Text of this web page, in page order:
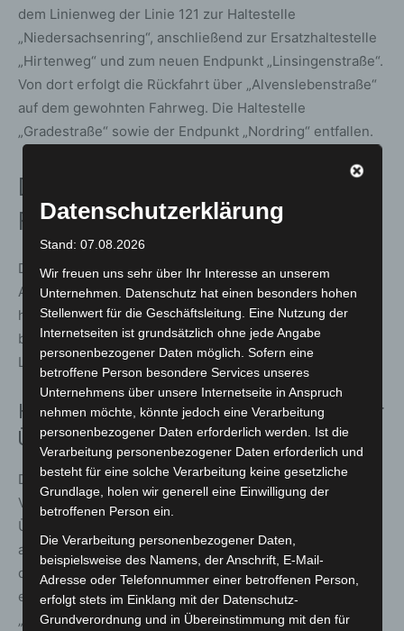
dem Linienweg der Linie 121 zur Haltestelle
„Niedersachsenring“, anschließend zur Ersatzhaltestelle
„Hirtenweg“ und zum neuen Endpunkt „Linsingenstraße“.
Von dort erfolgt die Rückfahrt über „Alvenslebenstraße“
auf dem gewohnten Fahrweg. Die Haltestelle
„Gradestraße“ sowie der Endpunkt „Nordring“ entfallen.
Digitale Informationen und
Fahrgastservice
Die aktuellen Umleitungsfahrpläne sind in der ÜSTRA
App sowie in der Fahrplanauskunft aufuestra.de
hinterlegt. Zusätzlich informieren Aushänge an den
betroffenen Haltestellen über die geänderten
Linienführungen.
Hintergrund: Die Elektrobusoffensive der
ÜSTRA
Die Bauarbeiten am „Nordring“ sind Teil eines größeren
Vorhabens: Mit der Elektrobusoffensive verfolgt die
ÜSTRA das Ziel, mittelfristig alle Buslinien in Hannover
auf umweltfreundliche Antriebe umzustellen. Nachdem
die Linien 100/200 und 121 bereits vollständig
elektrifiziert wurden, ist der Ausbau der Infrastruktur am
„Nordring“ ein weiterer Meilenstein auf diesem Weg.
Datenschutzerklärung
Stand: 07.08.2026
Wir freuen uns sehr über Ihr Interesse an unserem
Unternehmen. Datenschutz hat einen besonders hohen
Stellenwert für die Geschäftsleitung. Eine Nutzung der
Internetseiten ist grundsätzlich ohne jede Angabe
personenbezogener Daten möglich. Sofern eine
betroffene Person besondere Services unseres
Unternehmens über unsere Internetseite in Anspruch
nehmen möchte, könnte jedoch eine Verarbeitung
personenbezogener Daten erforderlich werden. Ist die
Verarbeitung personenbezogener Daten erforderlich und
besteht für eine solche Verarbeitung keine gesetzliche
Grundlage, holen wir generell eine Einwilligung der
betroffenen Person ein.
Die Verarbeitung personenbezogener Daten,
beispielsweise des Namens, der Anschrift, E-Mail-
Adresse oder Telefonnummer einer betroffenen Person,
erfolgt stets im Einklang mit der Datenschutz-
Grundverordnung und in Übereinstimmung mit den für